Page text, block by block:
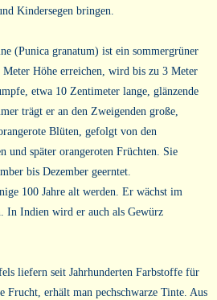
Kindersegen bringen.
(Punica granatum) ist ein sommergrüner
Höhe erreichen, wird bis zu 3 Meter
etwa 10 Zentimeter lange, glänzende
trägt er an den Zweigenden große,
Blüten, gefolgt von den
und später orangeroten Früchten. Sie
bis Dezember geerntet.
100 Jahre alt werden. Er wächst im
In Indien wird er auch als Gewürz
liefern seit Jahrhunderten Farbstoffe für
Frucht, erhält man pechschwarze Tinte. Aus